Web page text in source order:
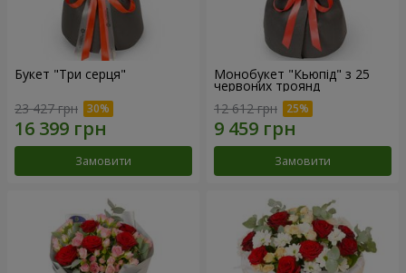
Букет "Три серця"
23 427 грн
Замовити
Монобукет "Кьюпід" з 25
червоних троянд
12 612 грн
Замовити